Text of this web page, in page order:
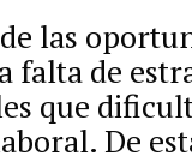
las
falta de
que
De